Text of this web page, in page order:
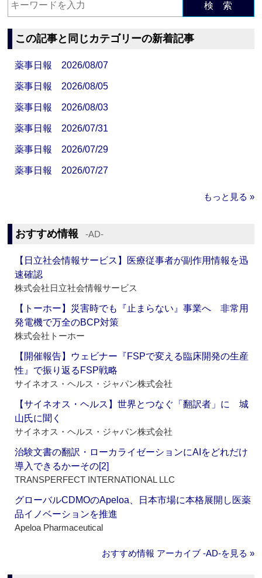
検 索
この記事と同じカテゴリーの新着記事
薬事日報 2026/08/07
薬事日報 2026/08/05
薬事日報 2026/08/03
薬事日報 2026/07/31
薬事日報 2026/07/29
薬事日報 2026/07/27
もっと見る »
おすすめ情報 ‐AD‐
【日立社会情報サービス】医療従事者が副作用情報を迅
速確認
株式会社日立社会情報サービス
【トーホー】災害時でも『止まらない』事業へ 非常用
発電機で万全のBCP対策
株式会社トーホー
【開催報告】ウェビナー『FSPで変える臨床開発の生産
性』で振り返るFSP戦略
サイネオス・ヘルス・ジャパン株式会社
【サイネオス・ヘルス】世界とつなぐ「翻訳者」に 城
山氏に聞く
サイネオス・ヘルス・ジャパン株式会社
治験文書の翻訳・ローカライゼーションにAIをどれだけ
導入できるかーその[2]
TRANSPERFECT INTERNATIONAL LLC
グローバルCDMOのApeloa、日本市場に本格展開し医薬
品イノベーションを推進
Apeloa Pharmaceutical
おすすめ情報 アーカイブ ‐AD‐を見る »